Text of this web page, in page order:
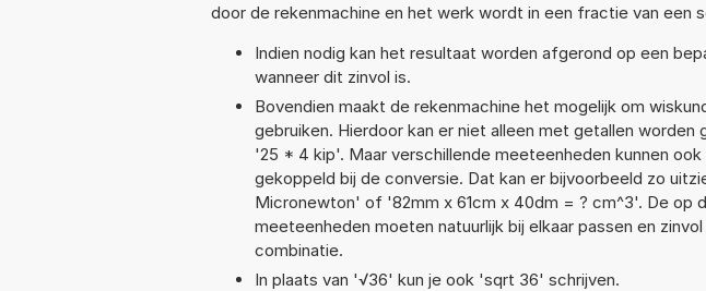
door de rekenmachine en het werk wordt in een fractie van een
Indien nodig kan het resultaat worden afgerond op een
wanneer dit zinvol is.
Bovendien maakt de rekenmachine het mogelijk om
gebruiken. Hierdoor kan er niet alleen met getallen worden
'25 * 4 kip'. Maar verschillende meeteenheden kunnen
gekoppeld bij de conversie. Dat kan er bijvoorbeeld zo
Micronewton' of '82mm x 61cm x 40dm = ? cm^3'. De op
meeteenheden moeten natuurlijk bij elkaar passen en
combinatie.
In plaats van '√36' kun je ook 'sqrt 36' schrijven.